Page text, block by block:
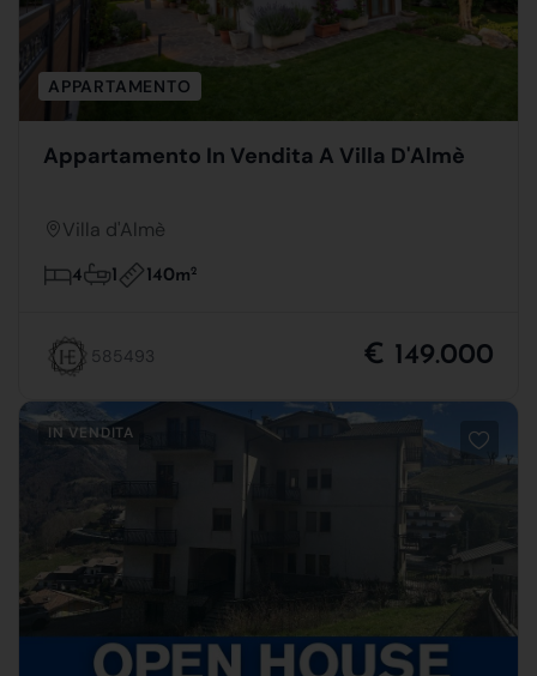
APPARTAMENTO
Appartamento In Vendita A Villa D'Almè
Villa d'Almè
4 1 140m2
585493 € 149.000
IN VENDITA